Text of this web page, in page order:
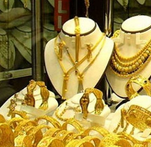
کارنامه مردود محسن پاک‌ نژاد؛ از افت شدید
درآمد ارزی تا بازی با عزل و نصب‌ها